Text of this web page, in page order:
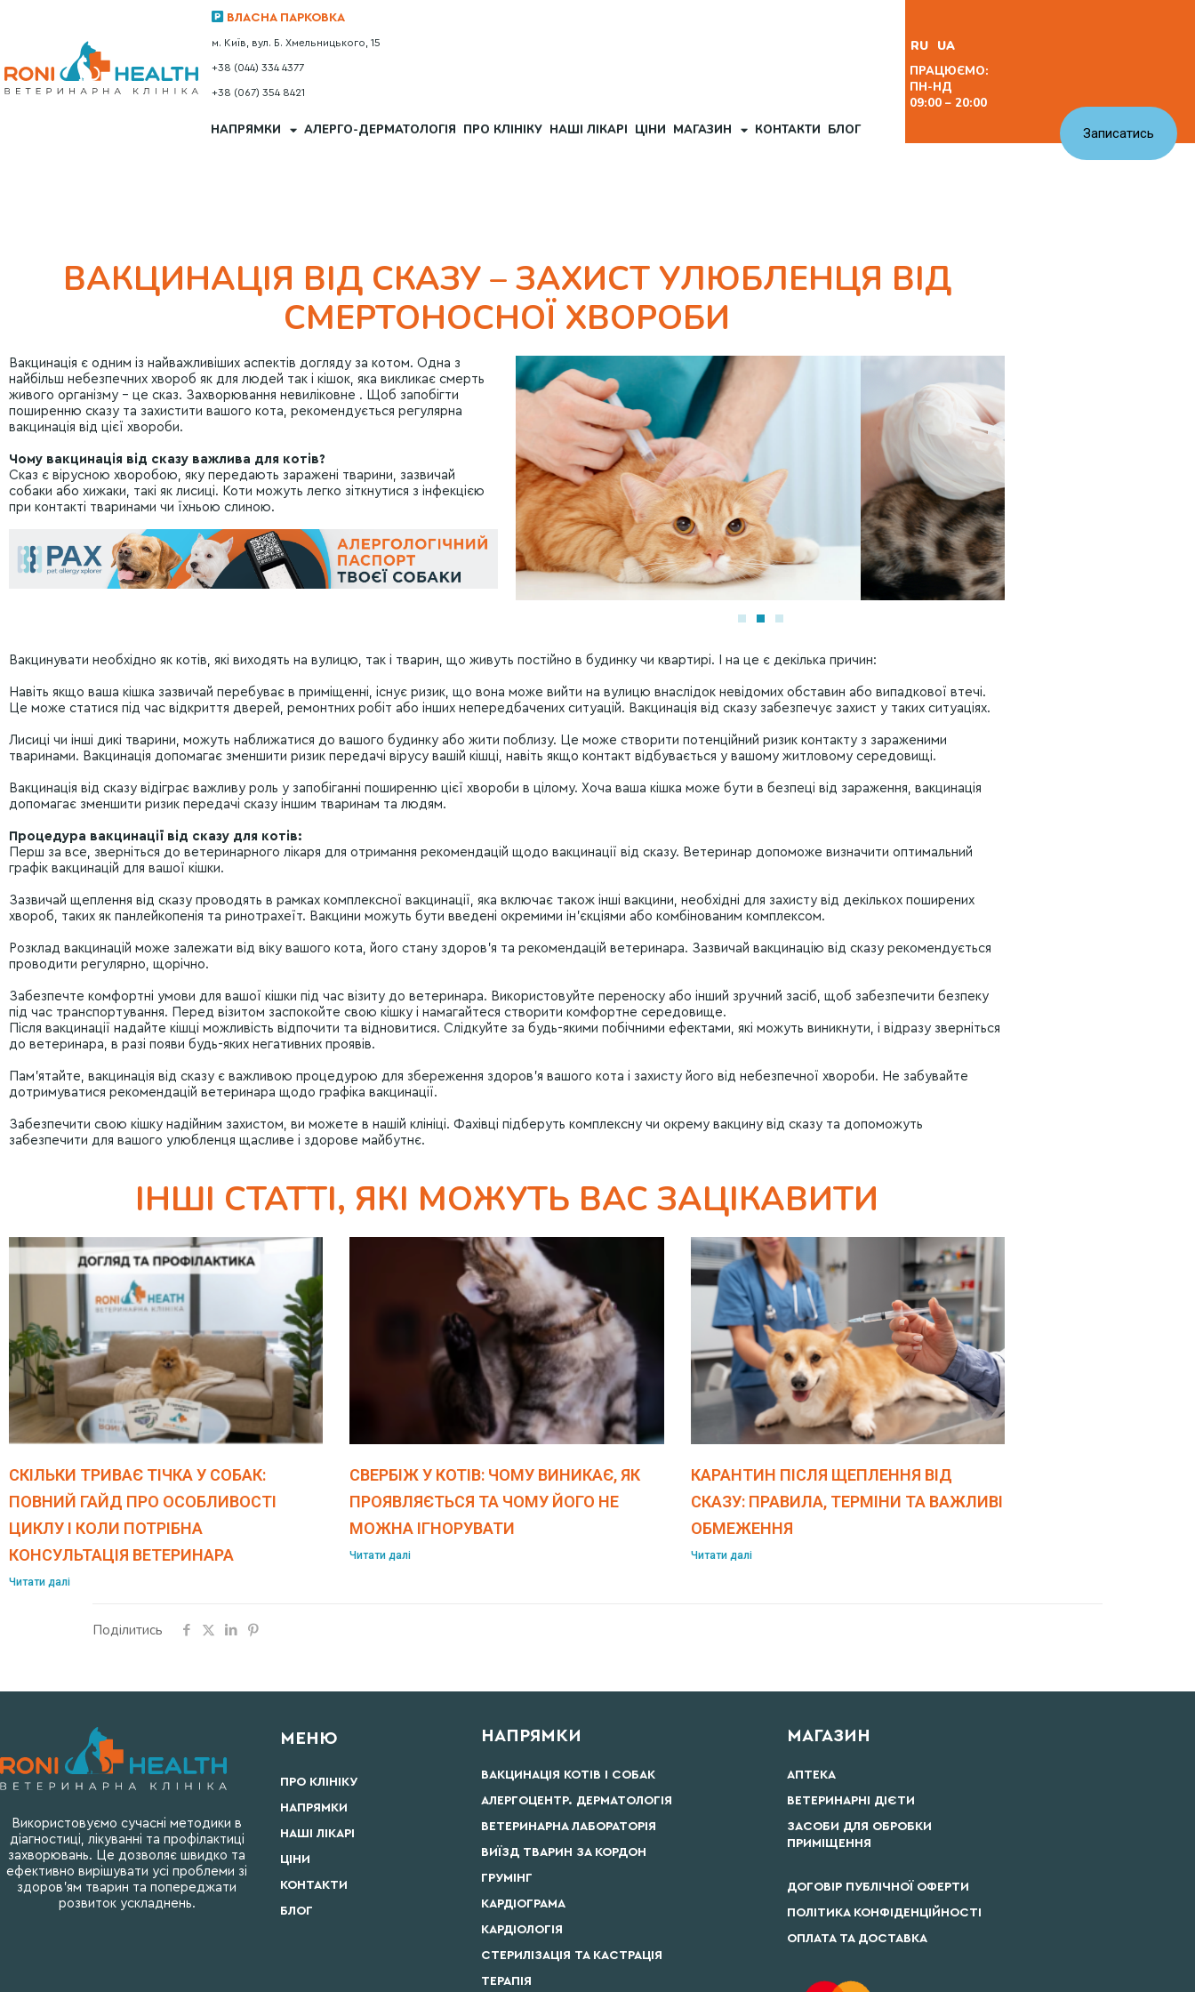
ВЛАСНА ПАРКОВКА
м. Київ, вул. Б. Хмельницького, 15
+38 (044) 334 4377
+38 (067) 354 8421
НАПРЯМКИ АЛЕРГО-ДЕРМАТОЛОГІЯ ПРО КЛІНІКУ НАШІ ЛІКАРІ ЦІНИ МАГАЗИН КОНТАКТИ БЛОГ
RU
UA
ПРАЦЮЄМО:
ПН-НД
09:00 – 20:00
ВАКЦИНАЦІЯ ВІД СКАЗУ – ЗАХИСТ УЛЮБЛЕНЦЯ ВІД
СМЕРТОНОСНОЇ ХВОРОБИ
Вакцинація є одним із найважливіших аспектів догляду за котом. Одна з
найбільш небезпечних хвороб як для людей так і кішок, яка викликає смерть
живого організму – це сказ. Захворювання невиліковне . Щоб запобігти
поширенню сказу та захистити вашого кота, рекомендується регулярна
вакцинація від цієї хвороби.
Чому вакцинація від сказу важлива для котів?
Сказ є вірусною хворобою, яку передають заражені тварини, зазвичай
собаки або хижаки, такі як лисиці. Коти можуть легко зіткнутися з інфекцією
при контакті тваринами чи їхньою слиною.
Вакцинувати необхідно як котів, які виходять на вулицю, так і тварин, що живуть постійно в будинку чи квартирі. І на це є декілька причин:
Навіть якщо ваша кішка зазвичай перебуває в приміщенні, існує ризик, що вона може вийти на вулицю внаслідок невідомих обставин або випадкової втечі.
Це може статися під час відкриття дверей, ремонтних робіт або інших непередбачених ситуацій. Вакцинація від сказу забезпечує захист у таких ситуаціях.
Лисиці чи інші дикі тварини, можуть наближатися до вашого будинку або жити поблизу. Це може створити потенційний ризик контакту з зараженими
тваринами. Вакцинація допомагає зменшити ризик передачі вірусу вашій кішці, навіть якщо контакт відбувається у вашому житловому середовищі.
Вакцинація від сказу відіграє важливу роль у запобіганні поширенню цієї хвороби в цілому. Хоча ваша кішка може бути в безпеці від зараження, вакцинація
допомагає зменшити ризик передачі сказу іншим тваринам та людям.
Процедура вакцинації від сказу для котів:
Перш за все, зверніться до ветеринарного лікаря для отримання рекомендацій щодо вакцинації від сказу. Ветеринар допоможе визначити оптимальний
графік вакцинацій для вашої кішки.
Зазвичай щеплення від сказу проводять в рамках комплексної вакцинації, яка включає також інші вакцини, необхідні для захисту від декількох поширених
хвороб, таких як панлейкопенія та ринотрахеїт. Вакцини можуть бути введені окремими ін’єкціями або комбінованим комплексом.
Розклад вакцинацій може залежати від віку вашого кота, його стану здоров’я та рекомендацій ветеринара. Зазвичай вакцинацію від сказу рекомендується
проводити регулярно, щорічно.
Забезпечте комфортні умови для вашої кішки під час візиту до ветеринара. Використовуйте переноску або інший зручний засіб, щоб забезпечити безпеку
під час транспортування. Перед візитом заспокойте свою кішку і намагайтеся створити комфортне середовище.
Після вакцинації надайте кішці можливість відпочити та відновитися. Слідкуйте за будь-якими побічними ефектами, які можуть виникнути, і відразу зверніться
до ветеринара, в разі появи будь-яких негативних проявів.
Пам’ятайте, вакцинація від сказу є важливою процедурою для збереження здоров’я вашого кота і захисту його від небезпечної хвороби. Не забувайте
дотримуватися рекомендацій ветеринара щодо графіка вакцинації.
Забезпечити свою кішку надійним захистом, ви можете в нашій клініці. Фахівці підберуть комплексну чи окрему вакцину від сказу та допоможуть
забезпечити для вашого улюбленця щасливе і здорове майбутнє.
ІНШІ СТАТТІ, ЯКІ МОЖУТЬ ВАС ЗАЦІКАВИТИ
СКІЛЬКИ ТРИВАЄ ТІЧКА У СОБАК:
ПОВНИЙ ГАЙД ПРО ОСОБЛИВОСТІ
ЦИКЛУ І КОЛИ ПОТРІБНА
КОНСУЛЬТАЦІЯ ВЕТЕРИНАРА
Читати далі
СВЕРБІЖ У КОТІВ: ЧОМУ ВИНИКАЄ, ЯК
ПРОЯВЛЯЄТЬСЯ ТА ЧОМУ ЙОГО НЕ
МОЖНА ІГНОРУВАТИ
Читати далі
КАРАНТИН ПІСЛЯ ЩЕПЛЕННЯ ВІД
СКАЗУ: ПРАВИЛА, ТЕРМІНИ ТА ВАЖЛИВІ
ОБМЕЖЕННЯ
Читати далі
Поділитись
Використовуємо сучасні методики в
діагностиці, лікуванні та профілактиці
захворювань. Це дозволяє швидко та
ефективно вирішувати усі проблеми зі
здоров’ям тварин та попереджати
розвиток ускладнень.
МЕНЮ
ПРО КЛІНІКУ
НАПРЯМКИ
НАШІ ЛІКАРІ
ЦІНИ
КОНТАКТИ
БЛОГ
НАПРЯМКИ
ВАКЦИНАЦІЯ КОТІВ І СОБАК
АЛЕРГОЦЕНТР. ДЕРМАТОЛОГІЯ
ВЕТЕРИНАРНА ЛАБОРАТОРІЯ
ВИЇЗД ТВАРИН ЗА КОРДОН
ГРУМІНГ
КАРДІОГРАМА
КАРДІОЛОГІЯ
СТЕРИЛІЗАЦІЯ ТА КАСТРАЦІЯ
ТЕРАПІЯ
МАГАЗИН
АПТЕКА
ВЕТЕРИНАРНІ ДІЄТИ
ЗАСОБИ ДЛЯ ОБРОБКИ
ПРИМІЩЕННЯ
ДОГОВІР ПУБЛІЧНОЇ ОФЕРТИ
ПОЛІТИКА КОНФІДЕНЦІЙНОСТІ
ОПЛАТА ТА ДОСТАВКА
Записатись